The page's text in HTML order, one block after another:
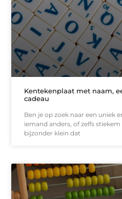
Kentekenplaat met naam,
cadeau
Ben je op zoek naar een uniek
iemand anders, of zelfs
bijzonder klein dat